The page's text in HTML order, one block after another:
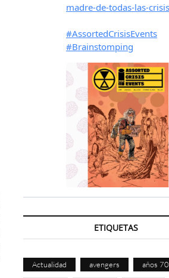
ETIQUETAS
Actualidad avengers años 70